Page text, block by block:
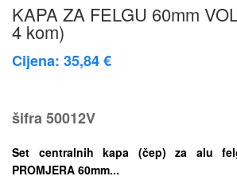
KAPA ZA FELGU 60mm
4 kom)
Cijena: 35,84 €
šifra50012V
Set centralnih kapa (čep) za alu
PROMJERA 60mm...